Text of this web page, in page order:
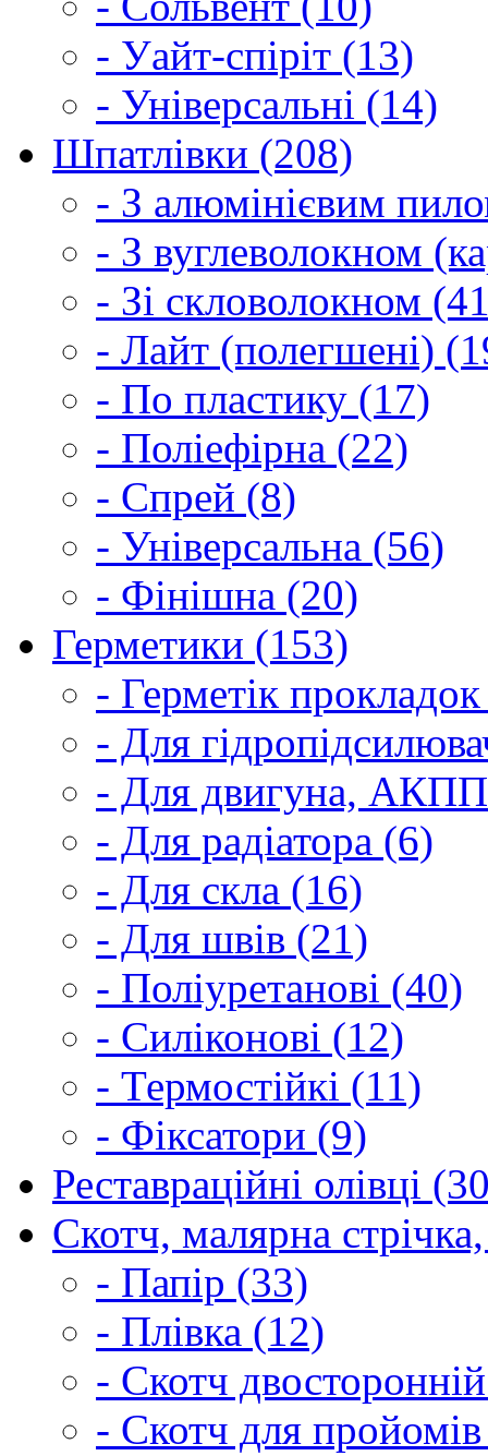
- Уайт-спіріт (13)
- Універсальні (14)
Шпатлівки (208)
- З алюмінієвим
- З вуглеволокном
- Зі скловолокном
- Лайт (полегшені)
- По пластику (17)
- Поліефірна (22)
- Спрей (8)
- Універсальна (56)
- Фінішна (20)
Герметики (153)
- Герметік
- Для
- Для двигуна,
- Для радіатора (6)
- Для скла (16)
- Для швів (21)
- Поліуретанові (40)
- Силіконові (12)
- Термостійкі (11)
- Фіксатори (9)
Реставраційні олівці
Скотч, малярна
- Папір (33)
- Плівка (12)
- Скотч
- Скотч для